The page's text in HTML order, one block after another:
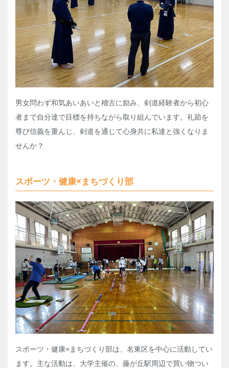
男女問わず和気あいあいと稽古に励み、剣道経験者から初心
者まで自分達で目標を持ちながら取り組んでいます。礼節を
尊び信義を重んじ、剣道を通じて心身共に私達と強くなりま
せんか？
スポーツ・健康×まちづくり部
スポーツ・健康×まちづくり部は、名東区を中心に活動してい
ます。主な活動は、大学主催の、藤が丘駅周辺で買い物つい